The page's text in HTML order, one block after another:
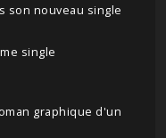
son nouveau single
single
graphique d'un